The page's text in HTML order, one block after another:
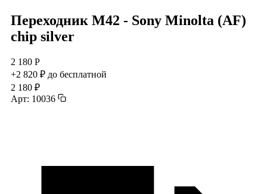
Переходник M42 - Sony Minolta (AF)
chip silver
2 180 Р
+2 820 ₽ до бесплатной
2 180 ₽
Арт: 10036